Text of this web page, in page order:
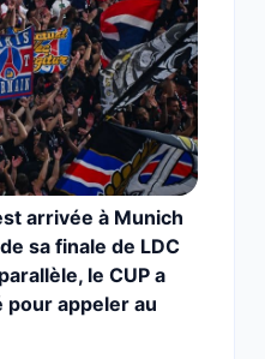
arrivée à Munich
sa finale de LDC
le CUP a
pour appeler au